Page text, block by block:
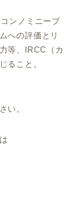
ンノミニープ
への評価とリ
等、IRCC（カ
ること。
い。